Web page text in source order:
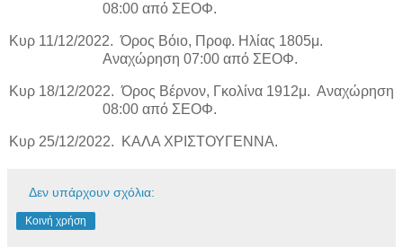
08:00 από ΣΕΟΦ.
Κυρ 11/12/2022. Όρος Βόιο, Προφ. Ηλίας 1805μ.
Αναχώρηση 07:00 από ΣΕΟΦ.
Κυρ 18/12/2022. Όρος Βέρνον, Γκολίνα 1912μ. Αναχώρηση
08:00 από ΣΕΟΦ.
Κυρ 25/12/2022. ΚΑΛΑ ΧΡΙΣΤΟΥΓΕΝΝΑ.
Δεν υπάρχουν σχόλια:
Κοινή χρήση